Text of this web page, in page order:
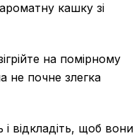
кашку зі
на помірному
не почне злегка
відкладіть, щоб вони